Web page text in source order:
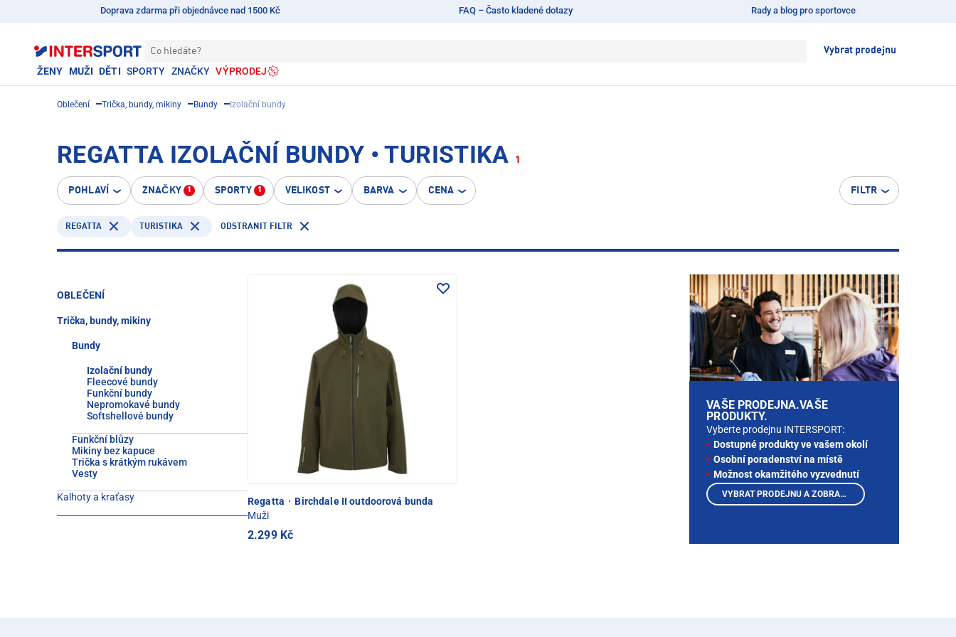
Doprava zdarma při objednávce nad 1500 Kč FAQ – Často kladené dotazy Rady a blog pro sportovce
Co hledáte? Vybrat prodejnu
ŽENY MUŽI DĚTI SPORTY ZNAČKY VÝPRODEJ
Oblečení Trička, bundy, mikiny Bundy Izolační bundy
REGATTA IZOLAČNÍ BUNDY • TURISTIKA 1
POHLAVÍ ZNAČKY 1 SPORTY 1 VELIKOST BARVA CENA FILTR
REGATTA TURISTIKA ODSTRANIT FILTR
OBLEČENÍ
Trička, bundy, mikiny
Bundy
Izolační bundy
Fleecové bundy
Funkční bundy
Nepromokavé bundy
Softshellové bundy
Funkční blůzy
Mikiny bez kapuce
Trička s krátkým rukávem
Vesty
Kalhoty a kraťasy Regatta · Birchdale II outdoorová bunda
Muži
2.299 Kč
VAŠE PRODEJNA.VAŠE
PRODUKTY.
Vyberte prodejnu INTERSPORT:
Dostupné produkty ve vašem okolí
Osobní poradenství na místě
Možnost okamžitého vyzvednutí
VYBRAT PRODEJNU A ZOBRAZIT PRODUKTY